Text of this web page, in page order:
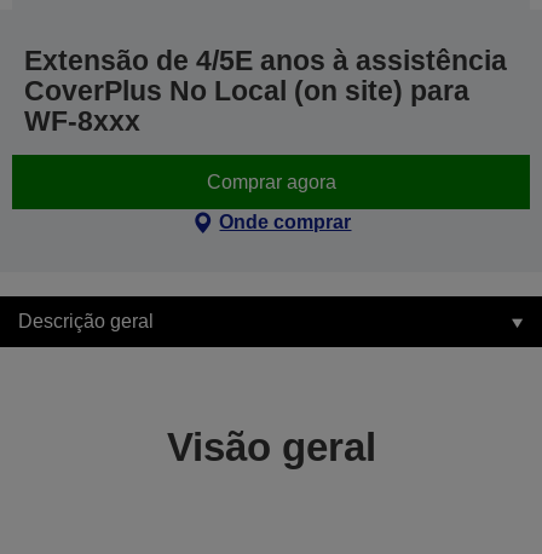
Extensão de 4/5E anos à assistência
CoverPlus No Local (on site) para
WF-8xxx
Comprar agora
Onde comprar
Descrição geral
Visão geral